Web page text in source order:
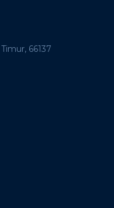
66137